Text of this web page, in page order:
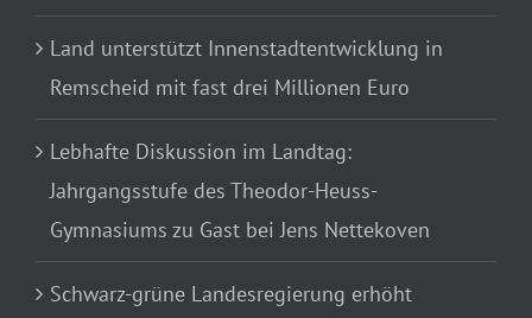
Land unterstützt Innenstadtentwicklung in
Remscheid mit fast drei Millionen Euro
Lebhafte Diskussion im Landtag:
Jahrgangsstufe des Theodor-Heuss-
Gymnasiums zu Gast bei Jens Nettekoven
Schwarz-grüne Landesregierung erhöht